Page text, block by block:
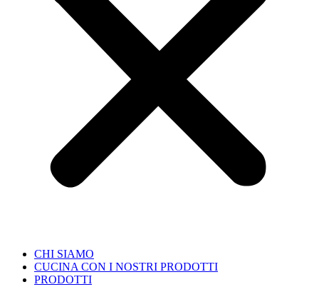
CHI SIAMO
CUCINA CON I NOSTRI PRODOTTI
PRODOTTI